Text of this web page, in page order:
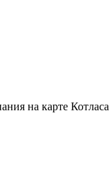
на карте Котласа